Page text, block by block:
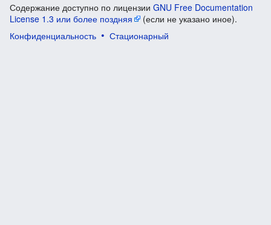
Содержание доступно по лицензии GNU Free Documentation
License 1.3 или более поздняя
(если не указано иное).
Конфиденциальность
Стационарный